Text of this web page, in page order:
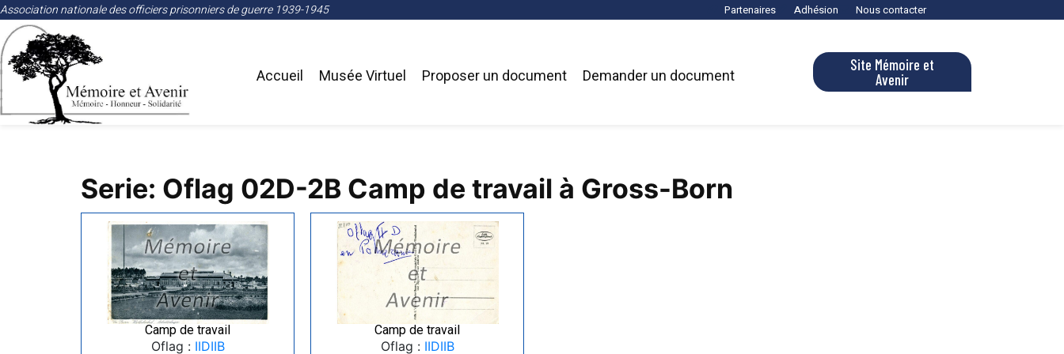
Association nationale des officiers prisonniers de guerre 1939-1945 Partenaires Adhésion Nous contacter
Accueil Musée Virtuel Proposer un document Demander un document
Site Mémoire et
Avenir
Serie: Oflag 02D-2B Camp de travail à Gross-Born
Camp de travail
Oflag : IIDIIB
Camp de travail
Oflag : IIDIIB